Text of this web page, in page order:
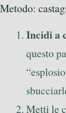
Metodo:
Incidi a
questo
Metti le